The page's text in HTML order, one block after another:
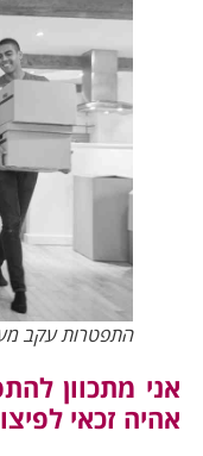
התפטרות עקב
מתכוון
זכאי